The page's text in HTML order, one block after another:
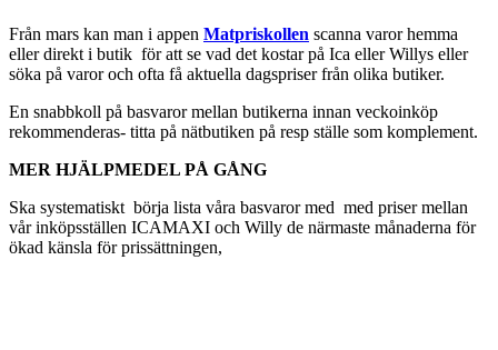
Från mars kan man i appen Matpriskollen scanna varor hemma
eller direkt i butik för att se vad det kostar på Ica eller Willys eller
söka på varor och ofta få aktuella dagspriser från olika butiker.
En snabbkoll på basvaror mellan butikerna innan veckoinköp
rekommenderas- titta på nätbutiken på resp ställe som komplement.
MER HJÄLPMEDEL PÅ GÅNG
Ska systematiskt börja lista våra basvaror med med priser mellan
vår inköpsställen ICAMAXI och Willy de närmaste månaderna för
ökad känsla för prissättningen,